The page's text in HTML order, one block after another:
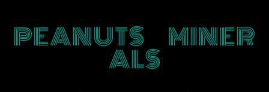
PEANUTS MINER
ALS